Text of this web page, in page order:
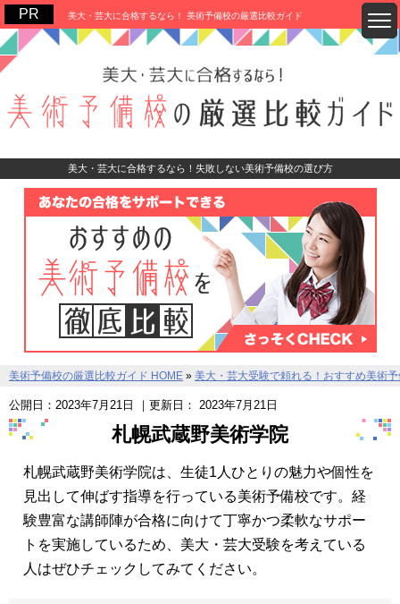
美大・芸大に合格するなら！ 美術予備校の厳選比較ガイド
美大・芸大に合格するなら！失敗しない美術予備校の選び方
美術予備校の厳選比較ガイド HOME » 美大・芸大受験で頼れる！おすすめ美術
公開日： 2023年7月21日 ｜更新日： 2023年7月21日
札幌武蔵野美術学院
札幌武蔵野美術学院は、生徒1人ひとりの魅力や個性を
見出して伸ばす指導を行っている美術予備校です。経
験豊富な講師陣が合格に向けて丁寧かつ柔軟なサポー
トを実施しているため、美大・芸大受験を考えている
人はぜひチェックしてみてください。